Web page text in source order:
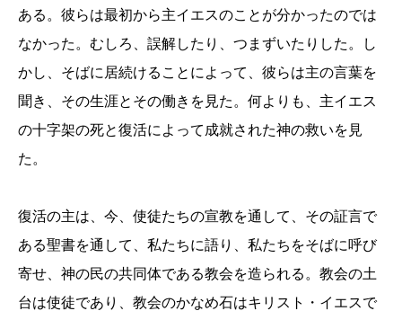
ある。彼らは最初から主イエスのことが分かったのでは
なかった。むしろ、誤解したり、つまずいたりした。し
かし、そばに居続けることによって、彼らは主の言葉を
聞き、その生涯とその働きを見た。何よりも、主イエス
の十字架の死と復活によって成就された神の救いを見
た。
復活の主は、今、使徒たちの宣教を通して、その証言で
ある聖書を通して、私たちに語り、私たちをそばに呼び
寄せ、神の民の共同体である教会を造られる。教会の土
台は使徒であり、教会のかなめ石はキリスト・イエスで